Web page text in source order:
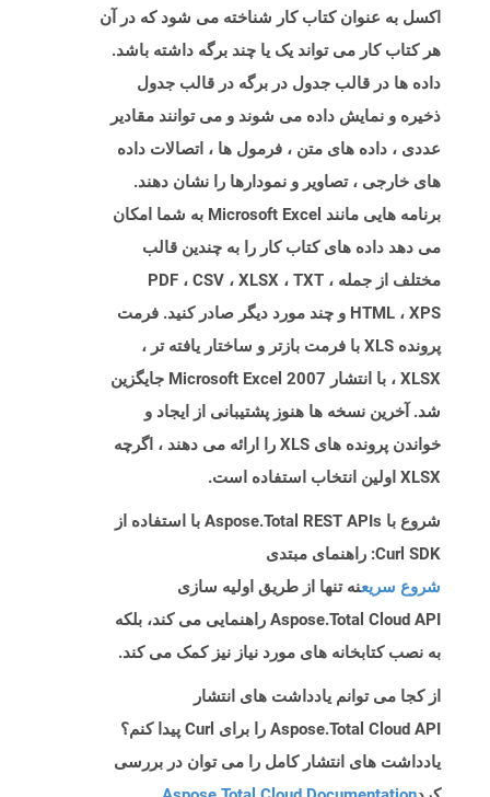
اکسل به عنوان کتاب کار شناخته می شود که در آن
هر کتاب کار می تواند یک یا چند برگه داشته باشد.
داده ها در قالب جدول در برگه در قالب جدول
ذخیره و نمایش داده می شوند و می توانند مقادیر
عددی ، داده های متن ، فرمول ها ، اتصالات داده
های خارجی ، تصاویر و نمودارها را نشان دهند.
برنامه هایی مانند Microsoft Excel به شما امکان
می دهد داده های کتاب کار را به چندین قالب
مختلف از جمله PDF ، CSV ، XLSX ، TXT ،
HTML ، XPS و چند مورد دیگر صادر کنید. فرمت
پرونده XLS با فرمت بازتر و ساختار یافته تر ،
XLSX ، با انتشار Microsoft Excel 2007 جایگزین
شد. آخرین نسخه ها هنوز پشتیبانی از ایجاد و
خواندن پرونده های XLS را ارائه می دهند ، اگرچه
XLSX اولین انتخاب استفاده است.
شروع با Aspose.Total REST APIs با استفاده از
Curl SDK: راهنمای مبتدی
شروع سریعنه تنها از طریق اولیه سازی
Aspose.Total Cloud API راهنمایی می کند، بلکه
به نصب کتابخانه های مورد نیاز نیز کمک می کند.
از کجا می توانم یادداشت های انتشار
Aspose.Total Cloud API را برای Curl پیدا کنم؟
یادداشت های انتشار کامل را می توان در بررسی